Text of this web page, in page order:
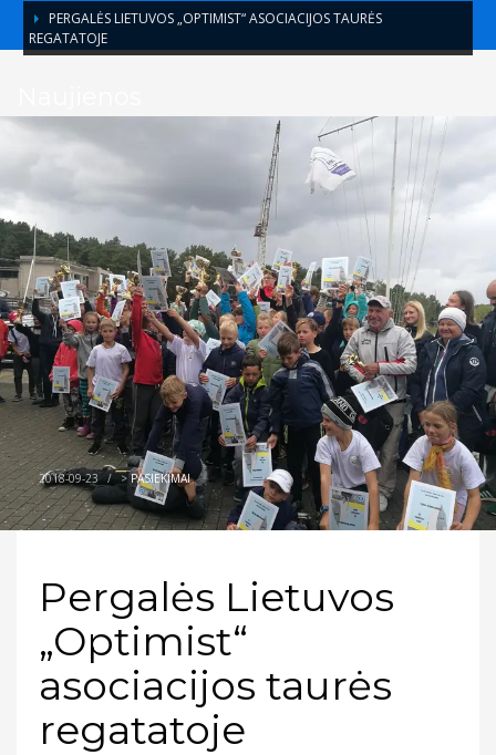
PERGALĖS LIETUVOS „OPTIMIST“ ASOCIACIJOS TAURĖS
REGATATOJE
2018-09-23 / >PASIEKIMAI
Pergalės Lietuvos
„Optimist“
asociacijos taurės
regatatoje